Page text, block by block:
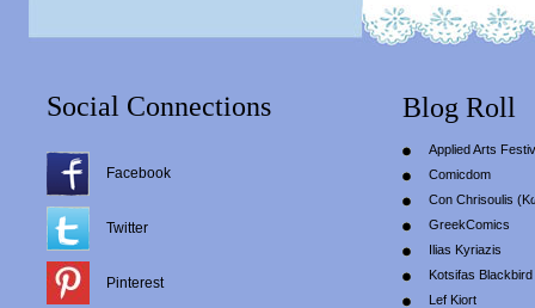
Social Connections
Facebook
Twitter
Pinterest
Blog Roll
Applied Arts
Comicdom
Con Chrisoulis
GreekComics
Ilias Kyriazis
Kotsifas Blackbird
Lef Kiort